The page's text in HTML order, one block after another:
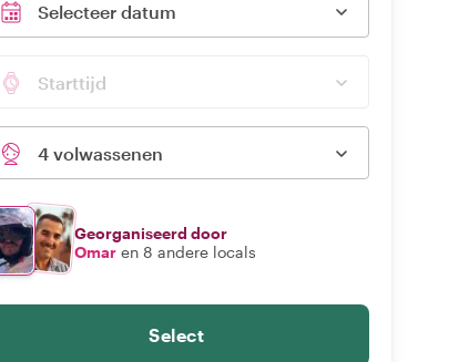
Selecteer datum
Starttijd
4 volwassenen
Georganiseerd door
Omar en 8 andere locals
Select